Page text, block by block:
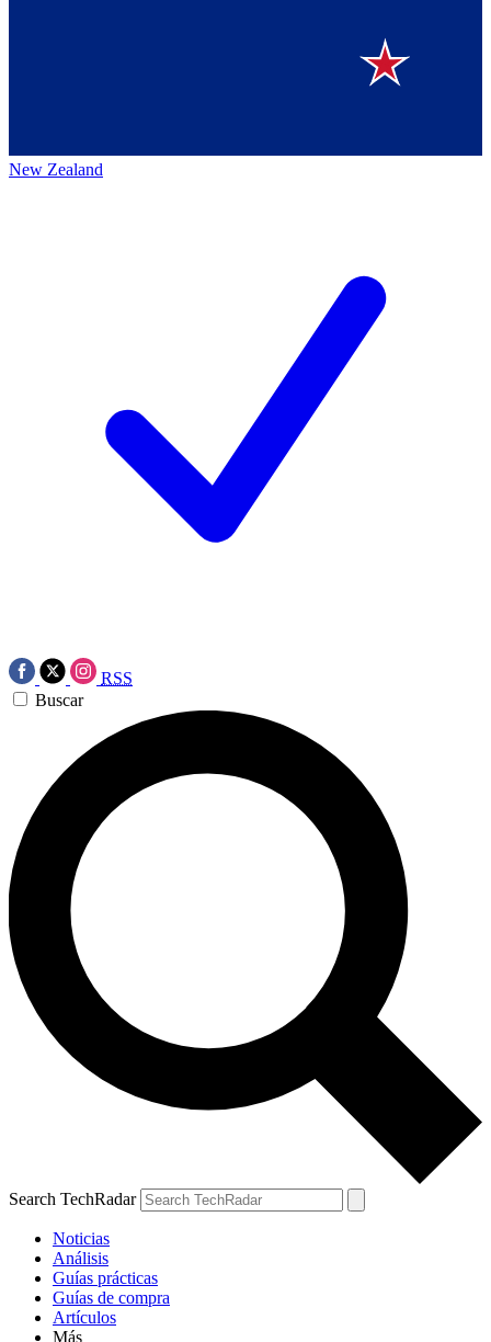
New Zealand
RSS
Buscar
Search TechRadar
Noticias
Análisis
Guías prácticas
Guías de compra
Artículos
Más